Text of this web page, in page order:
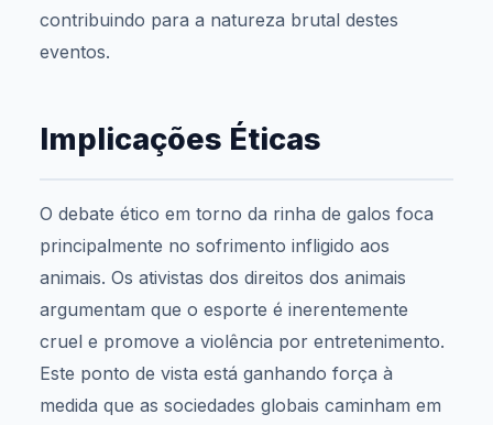
contribuindo para a natureza brutal destes
eventos.
Implicações Éticas
O debate ético em torno da rinha de galos foca
principalmente no sofrimento infligido aos
animais. Os ativistas dos direitos dos animais
argumentam que o esporte é inerentemente
cruel e promove a violência por entretenimento.
Este ponto de vista está ganhando força à
medida que as sociedades globais caminham em